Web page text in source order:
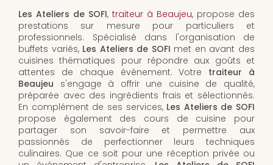
Les Ateliers de SOFI, traiteur à Beaujeu, propose des
prestations sur mesure pour particuliers et
professionnels. Spécialisé dans l'organisation de
buffets variés, Les Ateliers de SOFI met en avant des
cuisines thématiques pour répondre aux goûts et
attentes de chaque événement. Votre traiteur à
Beaujeu s'engage à offrir une cuisine de qualité,
préparée avec des ingrédients frais et sélectionnés.
En complément de ses services, Les Ateliers de SOFI
propose également des cours de cuisine pour
partager son savoir-faire et permettre aux
passionnés de perfectionner leurs techniques
culinaires. Que ce soit pour une réception privée ou